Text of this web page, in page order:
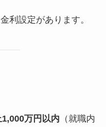
利設定があります。
万円以内 （就職内